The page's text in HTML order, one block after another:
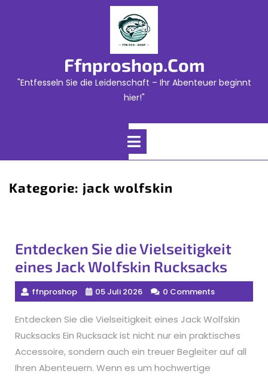
Ffnproshop.com
"Entfesseln Sie die Leidenschaft – Ihr Abenteuer beginnt
hier!"
Open
Kategorie: jack wolfskin
Entdecken Sie die Vielseitigkeit
eines Jack Wolfskin Rucksacks
ffnproshop 05 Juli 2026 0 Comments
Entdecken Sie die Vielseitigkeit eines Jack Wolfskin
Rucksacks Ein Rucksack ist nicht nur ein praktisches
Accessoire, sondern auch ein treuer Begleiter auf all
Ihren Abenteuern. Wenn es um hochwertige